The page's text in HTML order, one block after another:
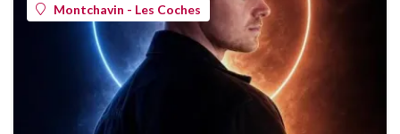
Montchavin - Les Coches